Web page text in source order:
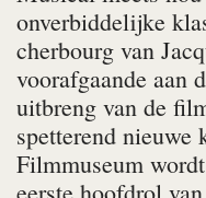
onverbiddelijke
cherbourg van
voorafgaande aan
uitbreng van de
spetterend nieuwe
Filmmuseum